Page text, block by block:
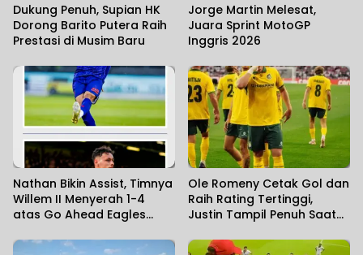
Dukung Penuh, Supian HK
Dorong Barito Putera Raih
Prestasi di Musim Baru
Jorge Martin Melesat,
Juara Sprint MotoGP
Inggris 2026
Nathan Bikin Assist, Timnya
Willem II Menyerah 1-4
atas Go Ahead Eagles
James
Ole Romeny Cetak Gol dan
Raih Rating Tertinggi,
Justin Tampil Penuh Saat
2-2